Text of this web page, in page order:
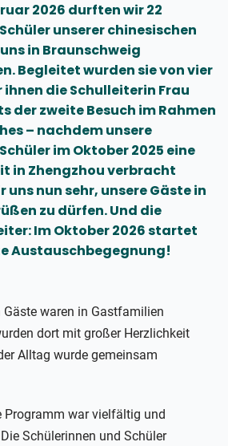
2026 durften wir 22
unserer chinesischen
in Braunschweig
Begleitet wurden sie von vier
die Schulleiterin Frau
der zweite Besuch im Rahmen
– nachdem unsere
im Oktober 2025 eine
in Zhengzhou verbracht
nun sehr, unsere Gäste in
zu dürfen. Und die
Im Oktober 2026 startet
Austauschbegegnung!
Gäste waren in Gastfamilien
dort mit großer Herzlichkeit
Alltag wurde gemeinsam
Programm war vielfältig und
Schülerinnen und Schüler